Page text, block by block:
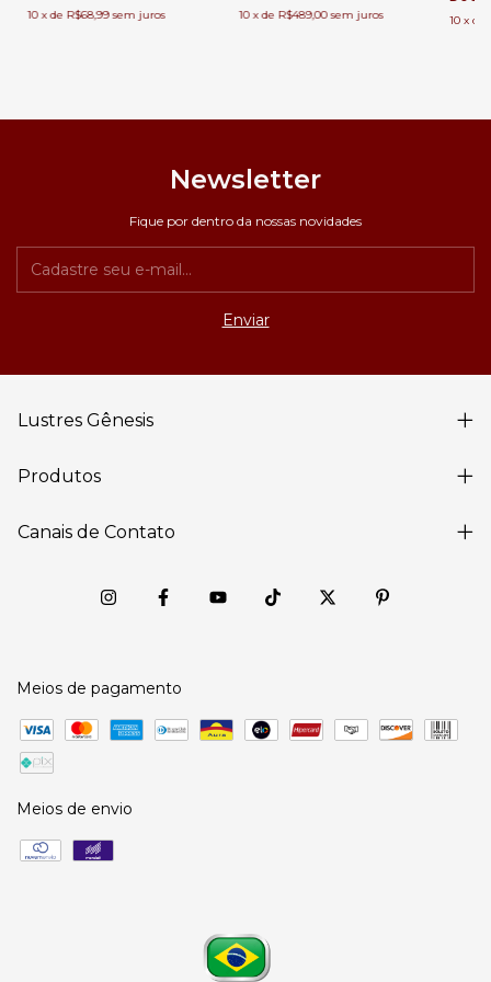
10 xde R$68,99 sem juros
10 xde R$489,00 sem juros
10 x de
Newsletter
Fique por dentro da nossas novidades
Lustres Gênesis
Produtos
Canais de Contato
Meios de pagamento
Meios de envio